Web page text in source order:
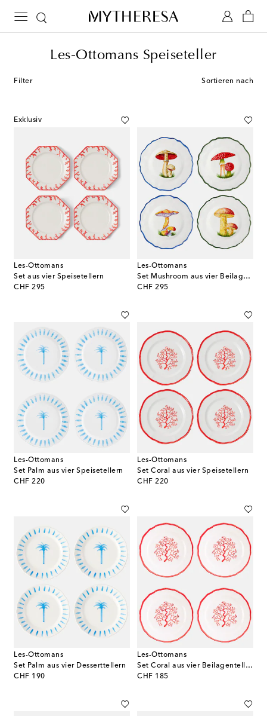
Les-Ottomans Speiseteller
Filter Sortieren nach
Exklusiv
Les-Ottomans
Set aus vier Speisetellern
CHF 295
original price
Les-Ottomans
Set Mushroom aus vier Beilagentellern
CHF 295
original price
Les-Ottomans
Set Palm aus vier Speisetellern
CHF 220
original price
Les-Ottomans
Set Coral aus vier Speisetellern
CHF 220
original price
Les-Ottomans
Set Palm aus vier Desserttellern
CHF 190
original price
Les-Ottomans
Set Coral aus vier Beilagentellern
CHF 185
original price